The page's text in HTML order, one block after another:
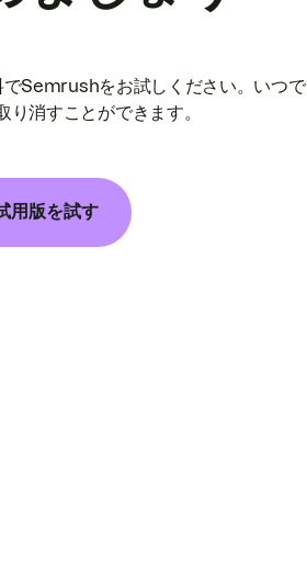
でSemrushをお試しください。いつ
り消すことができます。
用版を試す